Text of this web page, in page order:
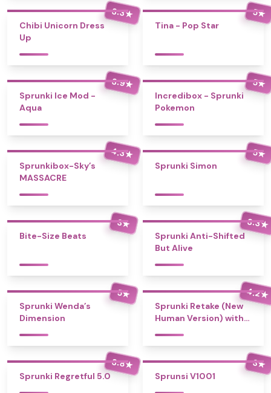
3.3★
Chibi Unicorn Dress
Up
5★
Tina - Pop Star
3.9★
Sprunki Ice Mod -
Aqua
5★
Incredibox - Sprunki
Pokemon
4.3★
Sprunkibox-Sky’s
MASSACRE
5★
Sprunki Simon
3★
Bite-Size Beats
3.3★
Sprunki Anti-Shifted
But Alive
5★
Sprunki Wenda’s
Dimension
4.2★
Sprunki Retake (New
Human Version) with
3.8★
Sprunki Regretful 5.0
3★
Sprunsi V1001